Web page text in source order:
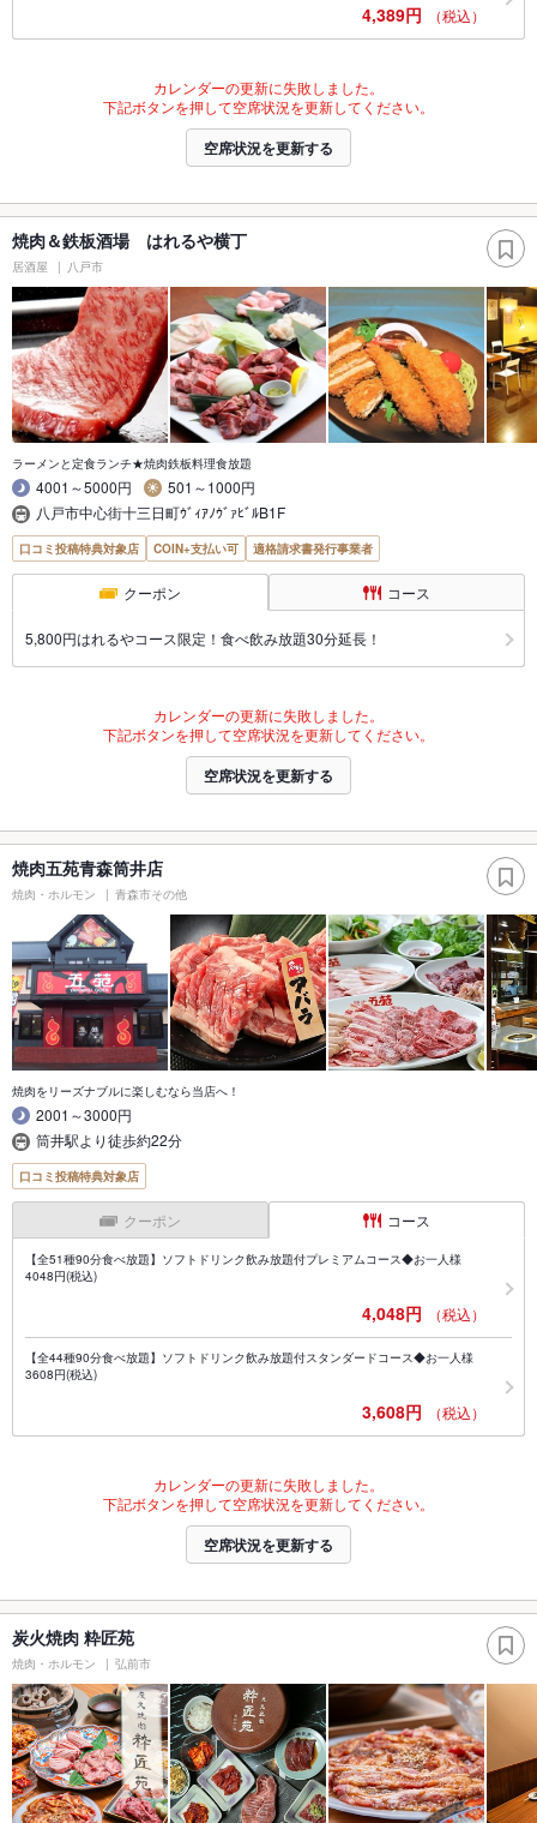
4,389円 （税込）
カレンダーの更新に失敗しました。
下記ボタンを押して空席状況を更新してください。
空席状況を更新する
焼肉＆鉄板酒場 はれるや横丁
居酒屋 八戸市
ラーメンと定食ランチ★焼肉鉄板料理食放題
4001～5000円
501～1000円
八戸市中心街十三日町ｳﾞｨｱﾉｳﾞｧﾋﾞﾙB1F
口コミ投稿特典対象店 COIN+支払い可 適格請求書発行事業者
クーポン コース
5,800円はれるやコース限定！食べ飲み放題30分延長！
カレンダーの更新に失敗しました。
下記ボタンを押して空席状況を更新してください。
空席状況を更新する
焼肉五苑青森筒井店
焼肉・ホルモン 青森市その他
焼肉をリーズナブルに楽しむなら当店へ！
2001～3000円
筒井駅より徒歩約22分
口コミ投稿特典対象店
クーポン コース
【全51種90分食べ放題】ソフトドリンク飲み放題付プレミアムコース◆お一人様
4048円(税込)
4,048円 （税込）
【全44種90分食べ放題】ソフトドリンク飲み放題付スタンダードコース◆お一人様
3608円(税込)
3,608円 （税込）
カレンダーの更新に失敗しました。
下記ボタンを押して空席状況を更新してください。
空席状況を更新する
炭火焼肉 粋匠苑
焼肉・ホルモン 弘前市